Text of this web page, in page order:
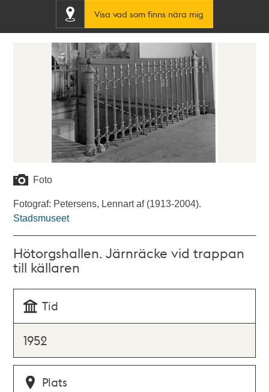
Visa vad som finns nära mig
Foto
Fotograf: Petersens, Lennart af (1913-2004).
Stadsmuseet
Hötorgshallen. Järnräcke vid trappan
till källaren
Tid
1952
Plats